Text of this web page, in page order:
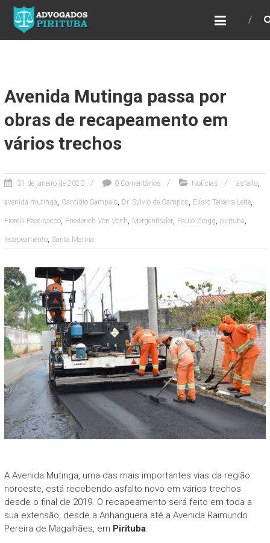
ADVOGADOS PIRITUBA
Precisando de advogado? Entre em contato!
Fazemos toda a assessoria que você
Avenida Mutinga passa por
obras de recapeamento em
vários trechos
31 de janeiro de 2020 0 Comentários Notícias asfalto,
avenida mutinga, Cantídio Sampaio, Dr. Sylvio de Campos, Elísio Teixeira Leite,
Fiorelli Peccicacco, Friederich Von Voith, Mergenthaler, Paulo Zingg, pirituba,
recapeamento, Santa Marina
A Avenida Mutinga, uma das mais importantes vias da região
noroeste, está recebendo asfalto novo em vários trechos
desde o final de 2019. O recapeamento será feito em toda a
sua extensão, desde a Anhanguera até a Avenida Raimundo
Pereira de Magalhães, em Pirituba.